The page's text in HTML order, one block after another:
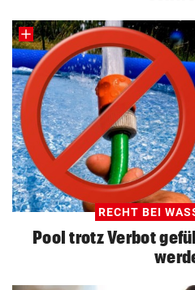
RECHT BEI
Pool trotz Verbot